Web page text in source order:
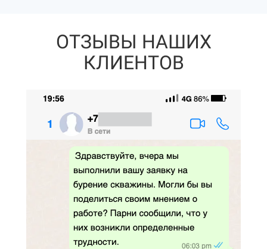
ОТЗЫВЫ НАШИХ
КЛИЕНТОВ